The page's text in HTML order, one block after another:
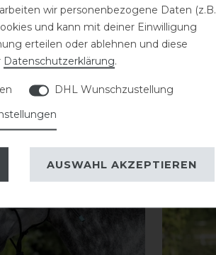
wir personenbezogene Daten (z.B.
und kann mit deiner Einwilligung
erteilen oder ablehnen und diese
Daten­schutz­erklärung.
DHL Wunschzustellung
AUSWAHL AKZEPTIEREN